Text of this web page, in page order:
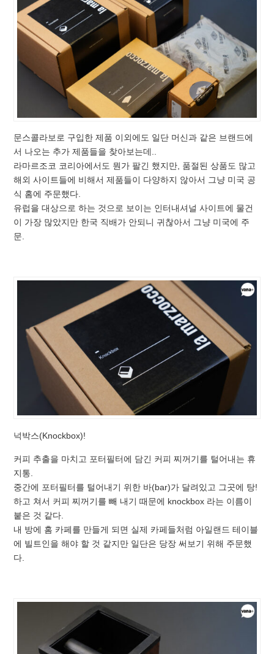
문스콜라보로 구입한 제품 이외에도 일단 머신과 같은 브랜드에
서 나오는 추가 제품들을 찾아보는데..
라마르조코 코리아에서도 뭔가 팔긴 했지만, 품절된 상품도 많고
해외 사이트들에 비해서 제품들이 다양하지 않아서 그냥 미국 공
식 홈에 주문했다.
유럽을 대상으로 하는 것으로 보이는 인터내셔널 사이트에 물건
이 가장 많았지만 한국 직배가 안되니 귀찮아서 그냥 미국에 주
문.
넉박스(Knockbox)!
커피 추출을 마치고 포터필터에 담긴 커피 찌꺼기를 털어내는 휴
지통.
중간에 포터필터를 털어내기 위한 바(bar)가 달려있고 그곳에 탕!
하고 쳐서 커피 찌꺼기를 빼 내기 때문에 knockbox 라는 이름이
붙은 것 같다.
내 방에 홈 카페를 만들게 되면 실제 카페들처럼 아일랜드 테이블
에 빌트인을 해야 할 것 같지만 일단은 당장 써보기 위해 주문했
다.